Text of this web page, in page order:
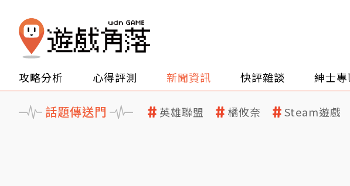
攻略分析 心得評測 新聞資訊 快評雜談 紳士專
話題傳送門 英雄聯盟 橘攸奈 Steam遊戲